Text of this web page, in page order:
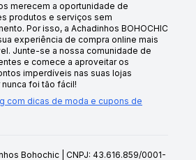
merecem a oportunidade de
produtos e serviços sem
Por isso, a Achadinhos BOHOCHIC
experiência de compra online mais
Junte-se a nossa comunidade de
e comece a aproveitar os
imperdíveis nas suas lojas
foi tão fácil!
com dicas de moda e cupons de
Bohochic | CNPJ: 43.616.859/0001-